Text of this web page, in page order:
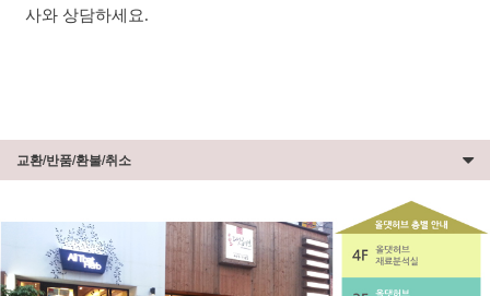
사와 상담하세요.
교환/반품/환불/취소